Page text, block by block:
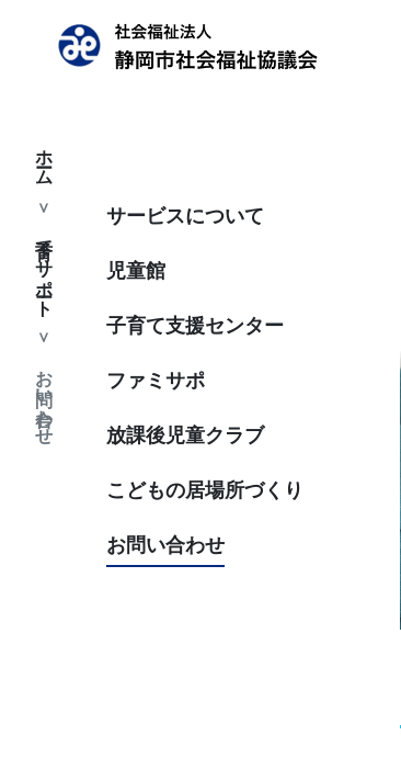
ホーム
子育てサポート
お問い合わせ
サービスについて
児童館
子育て支援センター
ファミサポ
放課後児童クラブ
こどもの居場所づくり
お問い合わせ